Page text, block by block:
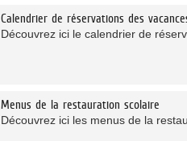
Calendrier de réservations des
Découvrez ici le calendrier de
Menus de la restauration scolaire
Découvrez ici les menus de la